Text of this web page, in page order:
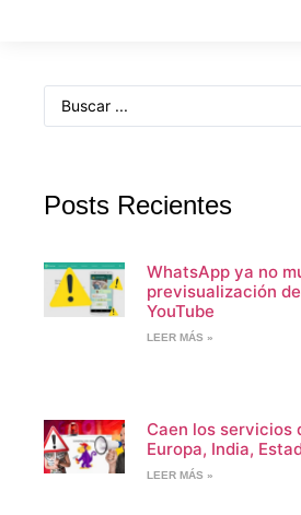
Posts Recientes
WhatsApp ya no
previsualización
YouTube
LEER MÁS »
Caen los servicios
Europa, India,
LEER MÁS »